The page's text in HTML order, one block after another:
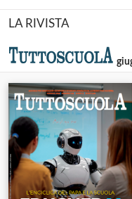
LA RIVISTA